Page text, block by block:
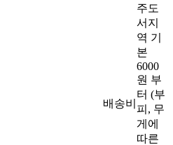
배송비
주도
서지
역 기
본
6000
원 부
터 (부
피, 무
게에
따른